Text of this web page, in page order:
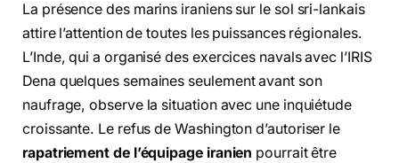
La présence des marins iraniens sur le sol sri-lankais
attire l’attention de toutes les puissances régionales.
L’Inde, qui a organisé des exercices navals avec l’IRIS
Dena quelques semaines seulement avant son
naufrage, observe la situation avec une inquiétude
croissante. Le refus de Washington d’autoriser le
rapatriement de l’équipage iranien pourrait être